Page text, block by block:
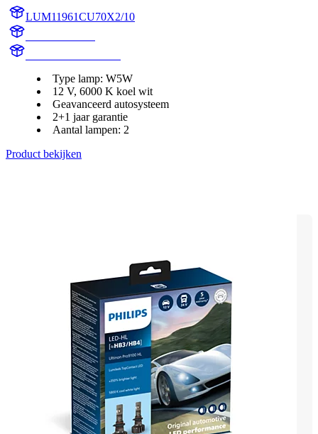
LUM11961CU70X2/10
Type lamp: W5W
12 V, 6000 K koel wit
Geavanceerd autosysteem
2+1 jaar garantie
Aantal lampen: 2
Product bekijken